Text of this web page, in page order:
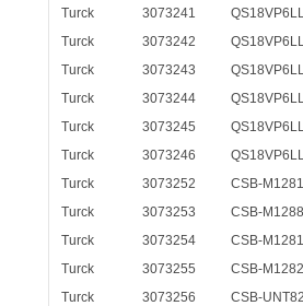
Turck
3073241
Turck
3073242
Turck
3073243
Turck
3073244
Turck
3073245
Turck
3073246
Turck
3073252
CSB-
Turck
3073253
CSB-
Turck
3073254
CSB-
Turck
3073255
CSB-
Turck
3073256
CSB-